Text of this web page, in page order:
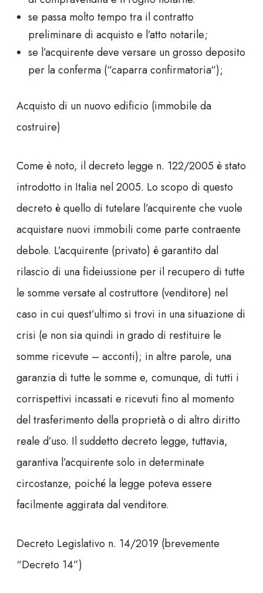
se passa molto tempo tra il contratto
preliminare di acquisto e l’atto notarile;
se l’acquirente deve versare un grosso deposito
per la conferma (“caparra confirmatoria“);
Acquisto di un nuovo edificio (immobile da
costruire)
Come è noto, ildecreto legge n. 122/2005è stato
introdotto in Italia nel 2005. Lo scopo di questo
decreto è quello di tutelare l’acquirente che vuole
acquistare nuovi immobili come parte contraente
debole. L’acquirente (privato) è garantito dal
rilascio di una fideiussione per il recupero di tutte
le somme versate al costruttore (venditore) nel
caso in cui quest’ultimo si trovi in una situazione di
crisi (e non sia quindi in grado di restituire le
somme ricevute – acconti); in altre parole, una
garanzia di tutte le somme e, comunque, di tutti i
corrispettivi incassati e ricevuti fino al momento
del trasferimento della proprietà o di altro diritto
reale d’uso. Il suddetto decreto legge, tuttavia,
garantiva l’acquirente solo in determinate
circostanze, poiché la legge poteva essere
facilmente aggirata dal venditore.
Decreto Legislativo n. 14/2019 (brevemente
“Decreto 14”)